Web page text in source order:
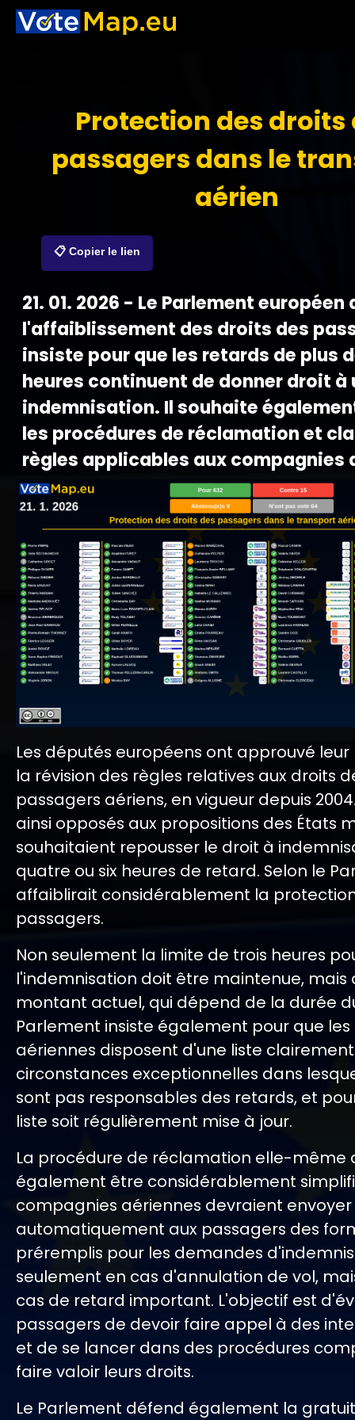
Protection des droits
passagers dans le
aérien
📋 Copier le lien
21. 01. 2026 - Le Parlement européen
l'affaiblissement des droits des
insiste pour que les retards de plus
heures continuent de donner droit à
indemnisation. Il souhaite
les procédures de réclamation et
règles applicables aux compagnies
Les députés européens ont approuvé leur
la révision des règles relatives aux droits
passagers aériens, en vigueur depuis
ainsi opposés aux propositions des États
souhaitaient repousser le droit à
quatre ou six heures de retard. Selon le
affaiblirait considérablement la
passagers.
Non seulement la limite de trois heures
l'indemnisation doit être maintenue, mais
montant actuel, qui dépend de la durée
Parlement insiste également pour que
aériennes disposent d'une liste
circonstances exceptionnelles dans
sont pas responsables des retards, et
liste soit régulièrement mise à jour.
La procédure de réclamation elle-même
également être considérablement
compagnies aériennes devraient envoyer
automatiquement aux passagers des
préremplis pour les demandes
seulement en cas d'annulation de vol,
cas de retard important. L'objectif est
passagers de devoir faire appel à des
et de se lancer dans des procédures
faire valoir leurs droits.
Le Parlement défend également la